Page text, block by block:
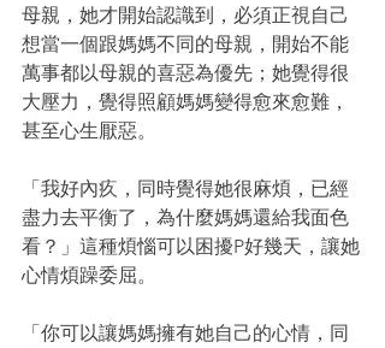
母親，她才開始認識到，必須正視自己
想當一個跟媽媽不同的母親，開始不能
萬事都以母親的喜惡為優先；她覺得很
大壓力，覺得照顧媽媽變得愈來愈難，
甚至心生厭惡。
「我好內疚，同時覺得她很麻煩，已經
盡力去平衡了，為什麼媽媽還給我面色
看？」這種煩惱可以困擾P好幾天，讓她
心情煩躁委屈。
「你可以讓媽媽擁有她自己的心情，同